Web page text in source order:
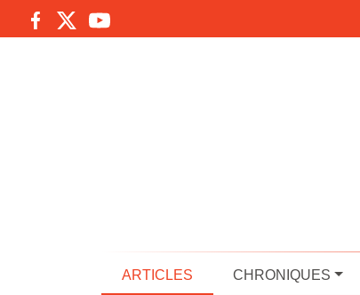
ARTICLES CHRONIQUES